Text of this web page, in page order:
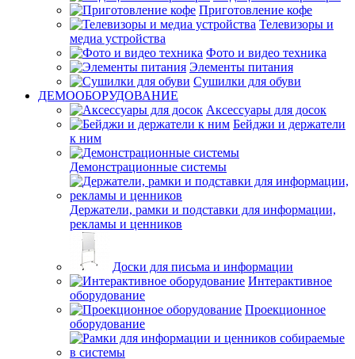
Приготовление кофе
Телевизоры и
медиа устройства
Фото и видео техника
Элементы питания
Сушилки для обуви
ДЕМООБОРУДОВАНИЕ
Аксессуары для досок
Бейджи и держатели
к ним
Демонстрационные системы
Держатели, рамки и подставки для информации,
рекламы и ценников
Доски для письма и информации
Интерактивное
оборудование
Проекционное
оборудование